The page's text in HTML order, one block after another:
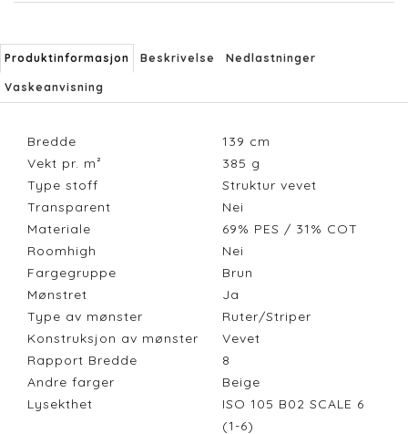
Produktinformasjon Beskrivelse Nedlastninger
Vaskeanvisning
Bredde 139 cm
Vekt pr. m²
385 g
Type stoff
Struktur vevet
Transparent
Nei
Materiale
69% PES / 31% COT
Roomhigh
Nei
Fargegruppe
Brun
Mønstret
Ja
Type av mønster
Ruter/Striper
Konstruksjon av mønster
Vevet
Rapport Bredde
8
Andre farger
Beige
Lysekthet
ISO 105 B02 SCALE 6
(1-6)